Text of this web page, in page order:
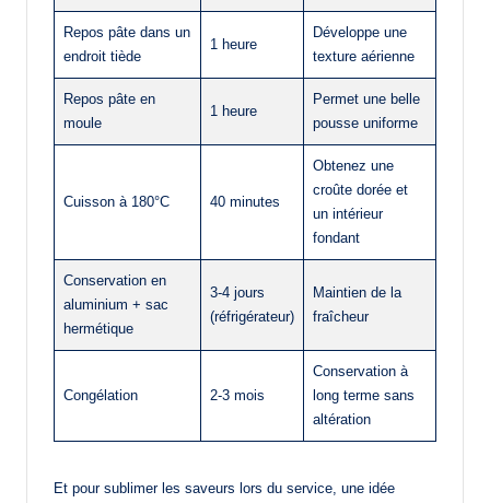
Repos pâte dans un
endroit tiède
1 heure
Développe une
texture aérienne
Repos pâte en
moule
1 heure
Permet une belle
pousse uniforme
Cuisson à 180°C 40 minutes
Obtenez une
croûte dorée et
un intérieur
fondant
Conservation en
aluminium + sac
hermétique
3-4 jours
(réfrigérateur)
Maintien de la
fraîcheur
Congélation 2-3 mois
Conservation à
long terme sans
altération
Et pour sublimer les saveurs lors du service, une idée